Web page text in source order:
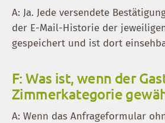
A: Ja. Jede versendete
der E-Mail-Historie der
gespeichert und ist dort
F: Was ist, wenn der
Zimmerkategorie
A: Wenn das Anfrageformular